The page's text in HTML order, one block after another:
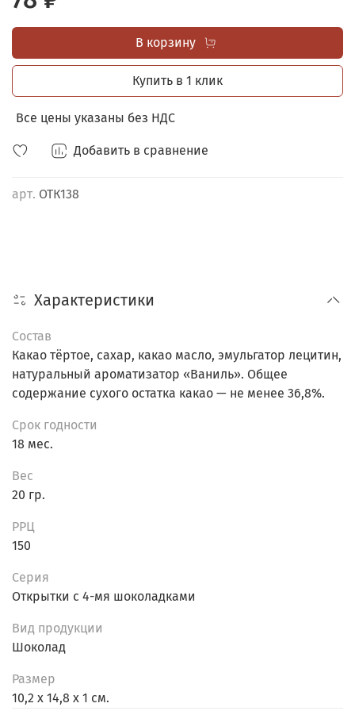
Добавить в сравнение
арт. ОТК138
ШОУ-БОКС В ПОДАРОКпри заказе от 40 любых
открыток с 4-мя шоколадками.
В корзину
Купить в 1 клик
Все цены указаны без НДС
Характеристики
Состав
Какао тёртое, сахар, какао масло, эмульгатор лецитин,
натуральный ароматизатор «Ваниль». Общее
содержание сухого остатка какао — не менее 36,8%.
Срок годности
18 мес.
Вес
20 гр.
РРЦ
150
Серия
Открытки с 4-мя шоколадками
Вид продукции
Шоколад
Размер
10,2 х 14,8 х 1 см.